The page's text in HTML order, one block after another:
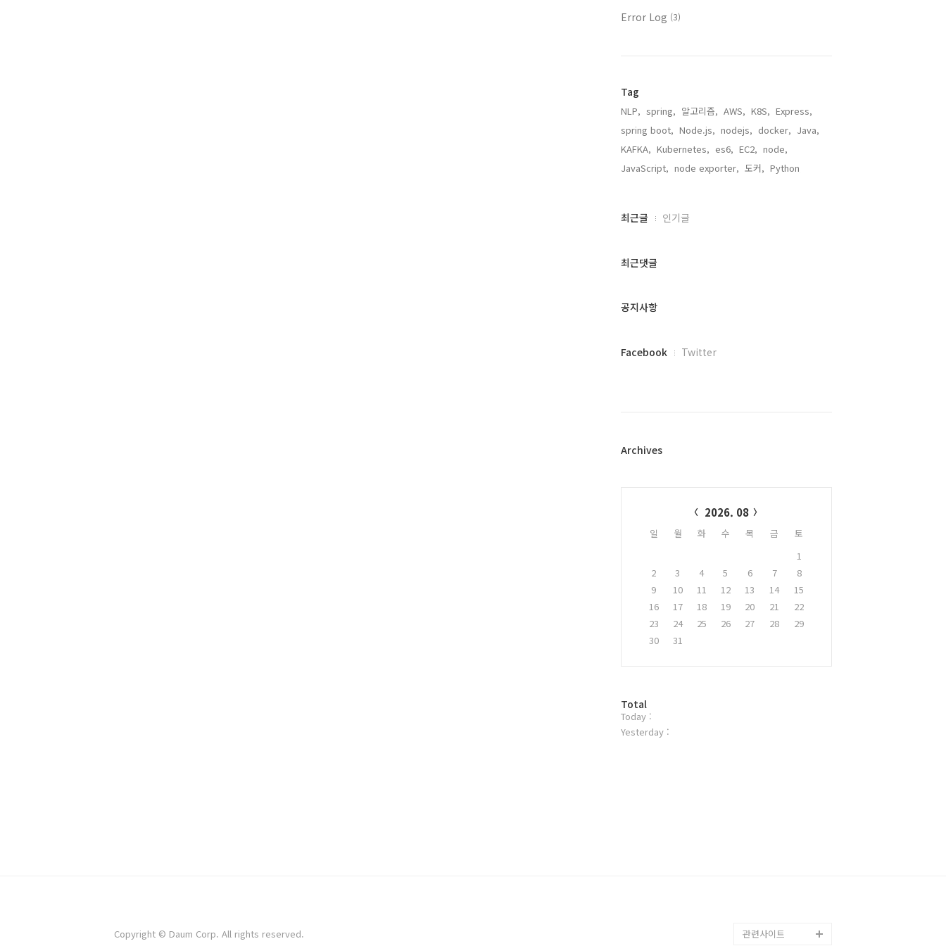
Error Log (3)
Tag
NLP, spring, 알고리즘, AWS, K8S, Express,
spring boot, Node.js, nodejs, docker, Java,
KAFKA, Kubernetes, es6, EC2, node,
JavaScript, node exporter, 도커, Python,
최
과
글
최근글 인기글
최근댓글
공지사항
페
플
Facebook Twitter
Archives
2026. 08
일 월 화 수 목 금
토
1
2
3 4 5 6 7
8
9
10 11 12 13 14
15
16
17 18 19 20 21
22
23
24 25 26 27 28
29
30
31
방
문
자
Total
Today :
Yesterday :
Copyright © Daum Corp. All rights reserved. 관련사이트